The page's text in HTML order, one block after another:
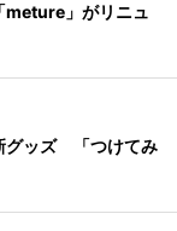
meture」がリニュ
グッズ 「つけてみ